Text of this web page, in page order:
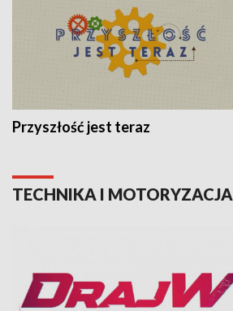
Przyszłość jest teraz
TECHNIKA I MOTORYZACJA